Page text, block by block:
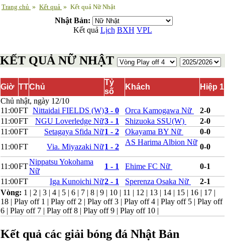
Andorra
Armenia
Belarus
Bosnia-Herzgovina
Bulgary
Bắc Ireland
Bắc Macedonia
Croatia
Estonia
Georgia
Gibralta
Hungary
Hy Lạp
Iceland
Ireland
Israel
Kazakhstan
Kosovo
Latvia
Lithuania
Luxembourg
Trang chủ » Kết quả » Kết quả Nữ Nhật
Nhật Bản:
Kết quả Lịch BXH VPL
KẾT QUẢ NỮ NHẬT
Giờ TTChủ
Tỷ
số
Khách
Hiệp 1
Chủ nhật, ngày 12/10
11:00FT Nittaidai FIELDS (W)3 - 0 Orca Kamogawa Nữ
2-0
11:00FT NGU Loverledge Nữ3 - 1 Shizuoka SSU(W)
2-0
11:00FT Setagaya Sfida Nữ1 - 2 Okayama BY Nữ
0-0
11:00FT Via. Miyazaki Nữ1 - 2
AS Harima Albion Nữ
0-0
11:00FT
Nippatsu Yokohama
Nữ
1 - 1 Ehime FC Nữ
0-1
11:00FT Iga Kunoichi Nữ2 - 1 Sperenza Osaka Nữ
2-1
Vòng: 1 | 2 | 3 | 4 | 5 | 6 | 7 | 8 | 9 | 10 | 11 | 12 | 13 | 14 | 15 | 16 | 17 |
18 | Play off 1 | Play off 2 | Play off 3 | Play off 4 | Play off 5 | Play off
6 | Play off 7 | Play off 8 | Play off 9 | Play off 10 |
Kết quả các giải bóng đá Nhật Bản